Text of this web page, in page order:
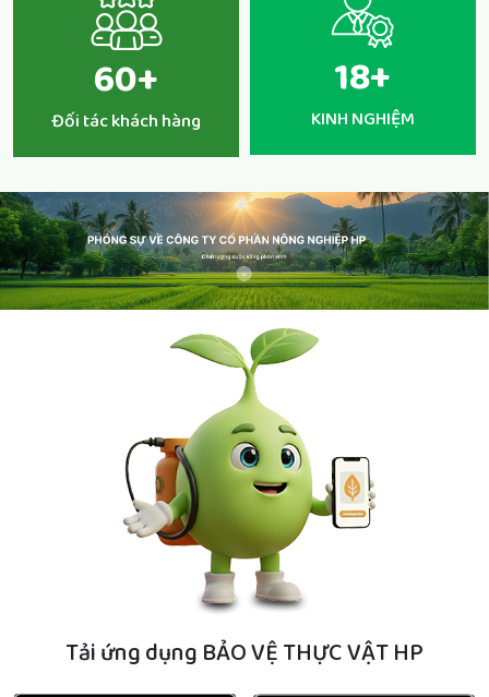
60+
Đối tác khách hàng
18+
KINH NGHIỆM
Tải ứng dụng BẢO VỆ THỰC VẬT HP